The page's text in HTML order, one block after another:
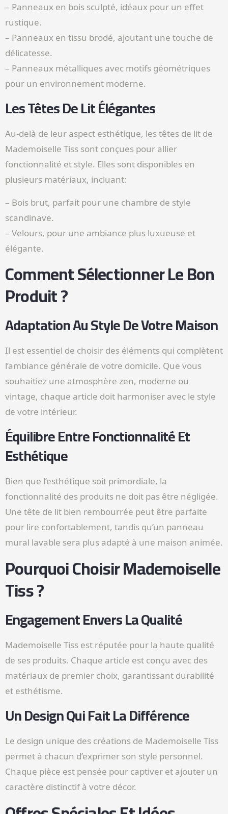
– Panneaux en bois sculpté, idéaux pour un effet
rustique.
– Panneaux en tissu brodé, ajoutant une touche de
délicatesse.
– Panneaux métalliques avec motifs géométriques
pour un environnement moderne.
Les Têtes De Lit Élégantes
Au-delà de leur aspect esthétique, les têtes de lit de
Mademoiselle Tiss sont conçues pour allier
fonctionnalité et style. Elles sont disponibles en
plusieurs matériaux, incluant:
– Bois brut, parfait pour une chambre de style
scandinave.
– Velours, pour une ambiance plus luxueuse et
élégante.
Comment Sélectionner Le Bon
Produit ?
Adaptation Au Style De Votre Maison
Il est essentiel de choisir des éléments qui complètent
l’ambiance générale de votre domicile. Que vous
souhaitiez une atmosphère zen, moderne ou
vintage, chaque article doit harmoniser avec le style
de votre intérieur.
Équilibre Entre Fonctionnalité Et
Esthétique
Bien que l’esthétique soit primordiale, la
fonctionnalité des produits ne doit pas être négligée.
Une tête de lit bien rembourrée peut être parfaite
pour lire confortablement, tandis qu’un panneau
mural lavable sera plus adapté à une maison animée.
Pourquoi Choisir Mademoiselle
Tiss ?
Engagement Envers La Qualité
Mademoiselle Tiss est réputée pour la haute qualité
de ses produits. Chaque article est conçu avec des
matériaux de premier choix, garantissant durabilité
et esthétisme.
Un Design Qui Fait La Différence
Le design unique des créations de Mademoiselle Tiss
permet à chacun d’exprimer son style personnel.
Chaque pièce est pensée pour captiver et ajouter un
caractère distinctif à votre décor.